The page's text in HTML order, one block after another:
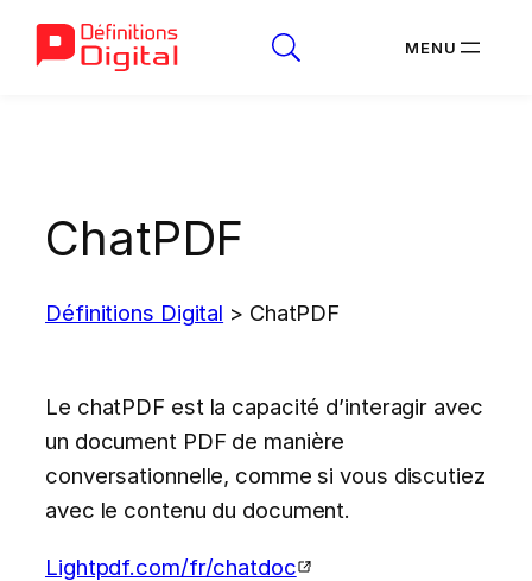
ChatPDF
Définitions Digital > ChatPDF
Le chatPDF est la capacité d’interagir avec
un document PDF de manière
conversationnelle, comme si vous discutiez
avec le contenu du document.
Lightpdf.com/fr/chatdoc